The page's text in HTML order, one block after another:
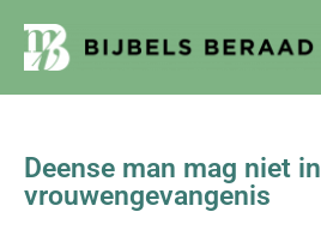
Deense man mag niet in
vrouwengevangenis